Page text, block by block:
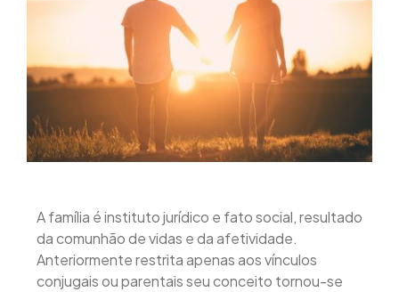
A família é instituto jurídico e fato social, resultado
da comunhão de vidas e da afetividade.
Anteriormente restrita apenas aos vínculos
conjugais ou parentais seu conceito tornou-se